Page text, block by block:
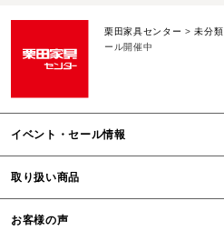
栗田家具センター >未分類
ール開催中
イベント・セール情報
取り扱い商品
お客様の声